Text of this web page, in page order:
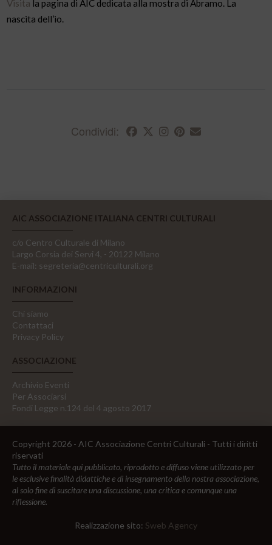
Visita la pagina di AIC dedicata alla mostra di Abramo. La
nascita dell’io.
Condividi:
AIC ASSOCIAZIONE ITALIANA CENTRI CULTURALI
c/o Centro Culturale di Milano
Largo Corsia dei Servi 4, - 20122 Milano
E-mail: segreteria@centriculturali.org
INFORMAZIONI
Chi siamo
Contattaci
Privacy Policy
ASSOCIAZIONE
Archivio Eventi
Per Associarsi
Fondi Legge n.124 del 4 agosto 2017
Copyright 2026 - AIC Associazione Centri Culturali - Tutti i diritti
riservati
Tutto il materiale qui pubblicato, riprodotto e diffuso viene utilizzato per
le esclusive finalità didattiche e di insegnamento della nostra associazione,
al solo fine di suscitare una discussione, una critica e comunque una
riflessione.
Realizzazione sito: Sweb Agency